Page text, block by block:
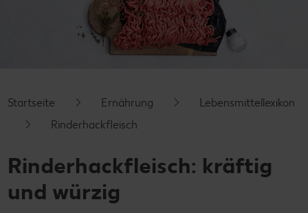
Schwebender Seitenbereich
Startseite Ernährung
Lebensmittellexikon
Rinderhackfleisch
Rinderhackfleisch: kräftig
und würzig